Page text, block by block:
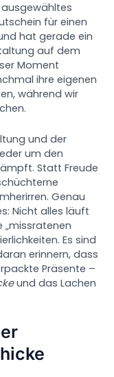
für einen
hat gerade ein
auf dem
Moment
ihre eigenen
während wir
und der
um den
Statt Freude
Genau
Nicht alles läuft
Es sind
erinnern, dass
Präsente –
und das Lachen